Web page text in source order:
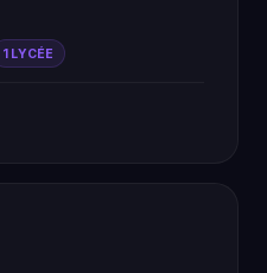
1 LYCÉE